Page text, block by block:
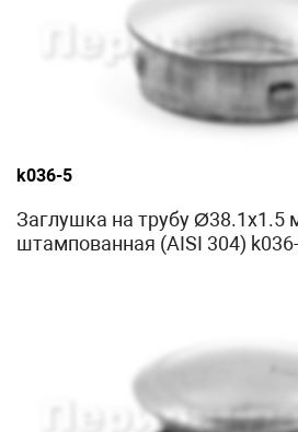
k036-5
Заглушка на трубу Ø38.1х1.5
штампованная (AISI 304)